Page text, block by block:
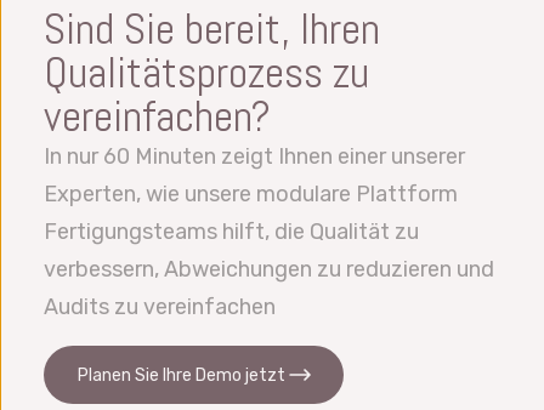
Sind Sie bereit, Ihren
Qualitätsprozess zu
vereinfachen?
In nur 60 Minuten zeigt Ihnen einer unserer
Experten, wie unsere modulare Plattform
Fertigungsteams hilft, die Qualität zu
verbessern, Abweichungen zu reduzieren und
Audits zu vereinfachen
Planen Sie Ihre Demo jetzt